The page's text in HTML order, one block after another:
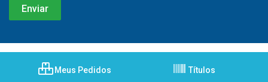
Meus Pedidos Títulos